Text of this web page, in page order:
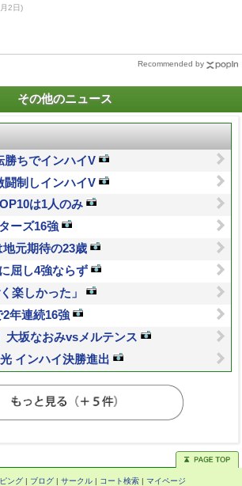
2日)
Recommended by
その他のニュース
勝ちでインハイV
闘制しインハイV
は1人のみ
ーズ16強
元期待の23歳
屈し4強ならず
楽しかった」
年連続16強
大坂なおみvsメルテンス
インハイ決勝進出
ング| ブログ| サークル| コート検索| マイページ